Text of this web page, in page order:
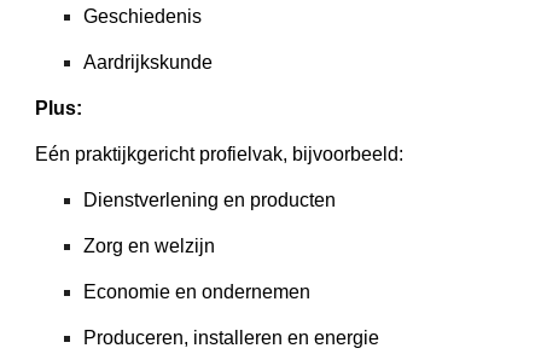
Geschiedenis
Aardrijkskunde
Plus:
Eén praktijkgericht profielvak, bijvoorbeeld:
Dienstverlening en producten
Zorg en welzijn
Economie en ondernemen
Produceren, installeren en energie